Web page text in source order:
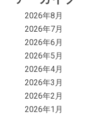
2026年8月
2026年7月
2026年6月
2026年5月
2026年4月
2026年3月
2026年2月
2026年1月